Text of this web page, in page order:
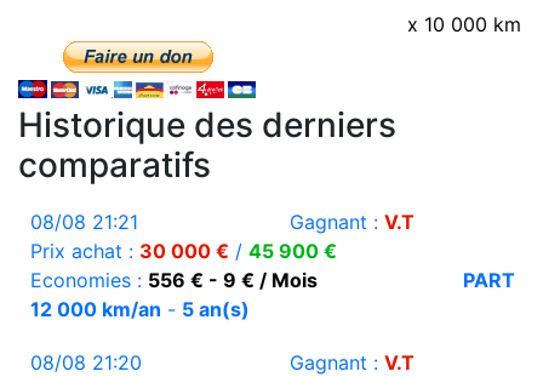
x 10 000 km
Historique des derniers
comparatifs
08/08 21:21 Gagnant : V.T
Prix achat : 30 000 € / 45 900 €
Economies : 556 € - 9 € / Mois
PART
12 000 km/an - 5 an(s)
08/08 21:20 Gagnant : V.T